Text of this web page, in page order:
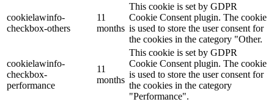
cookielawinfo-
checkbox-others
11
months
This cookie is set by GDPR
Cookie Consent plugin. The cookie
is used to store the user consent for
the cookies in the category "Other.
cookielawinfo-
checkbox-
performance
11
months
This cookie is set by GDPR
Cookie Consent plugin. The cookie
is used to store the user consent for
the cookies in the category
"Performance".